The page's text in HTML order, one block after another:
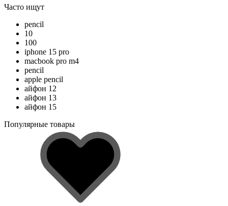
Часто ищут
pencil
10
100
iphone 15 pro
macbook pro m4
pencil
apple pencil
айфон 12
айфон 13
айфон 15
Популярные товары